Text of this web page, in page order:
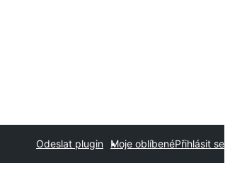
Odeslat plugin Moje oblíbenéPřihlásit se